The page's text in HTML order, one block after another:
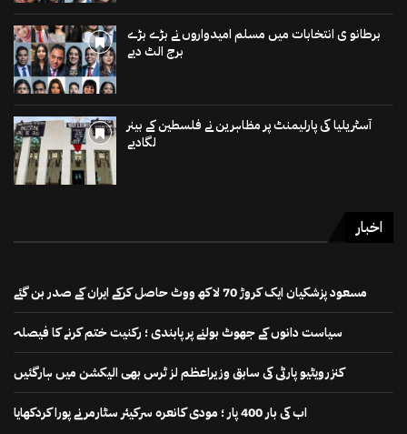
برطانو ی انتخابات میں مسلم امیدواروں نے بڑے بڑے
برج الٹ دیے
آسٹریلیا کی پارلیمنٹ پر مظاہرین نے فلسطین کے بینر
لگادیے
اخبار
مسعود پزشکیان ایک کروڑ 70 لاکھ ووٹ حاصل کرکے ایران کے صدر بن گئے
سیاست دانوں کے جھوٹ بولنے پر پابندی ؛ رکنیت ختم کرنے کا فیصلہ
کنزرویٹیو پارٹی کی سابق وزیراعظم لز ٹرس بھی الیکشن میں ہارگئیں
اب کی بار 400 پار ؛ مودی کانعرہ سرکیئر سٹارمر نے پورا کردکھایا